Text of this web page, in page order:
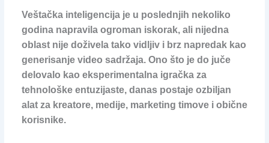
Veštačka inteligencija je u poslednjih nekoliko
godina napravila ogroman iskorak, ali nijedna
oblast nije doživela tako vidljiv i brz napredak kao
generisanje video sadržaja. Ono što je do juče
delovalo kao eksperimentalna igračka za
tehnološke entuzijaste, danas postaje ozbiljan
alat za kreatore, medije, marketing timove i obične
korisnike.